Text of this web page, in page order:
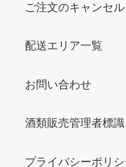
ご注文のキャンセル
配送エリア一覧
お問い合わせ
酒類販売管理者標識
プライバシーポリシ